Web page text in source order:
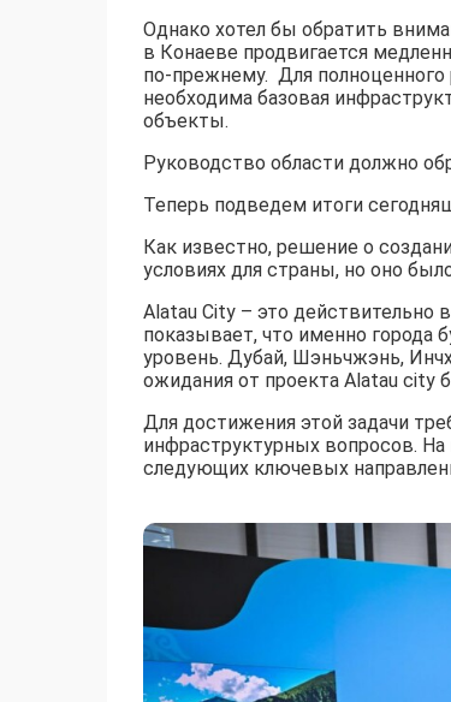
Однако хотел бы обратить
в Конаеве продвигается
по-прежнему. Для полноценного
необходима базовая
объекты.
Руководство области должно
Теперь подведем итоги
Как известно, решение о
условиях для страны, но оно
Alatau City – это
показывает, что именно города
уровень. Дубай, Шэньчжэнь,
ожидания от проекта Alatau city
Для достижения этой задачи
инфраструктурных вопросов. На
следующих ключевых